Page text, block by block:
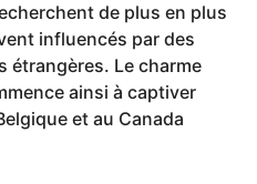
de plus en plus
influencés par des
étrangères. Le charme
ainsi à captiver
et au Canada